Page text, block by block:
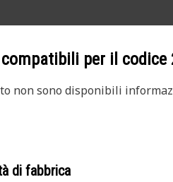
per il codice
non sono disponibili
di fabbrica